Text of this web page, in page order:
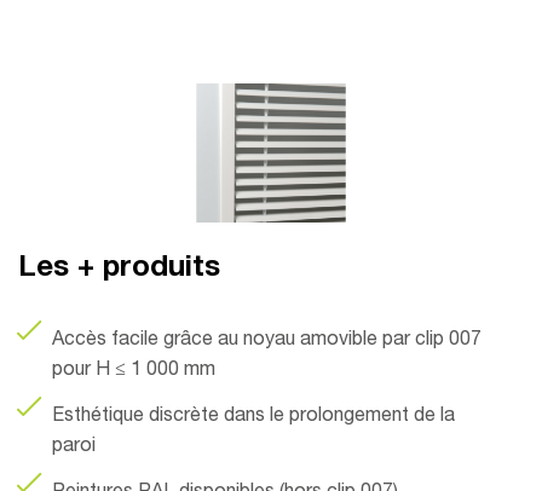
Les + produits
Accès facile grâce au noyau amovible par clip 007
pour H ≤ 1 000 mm
Esthétique discrète dans le prolongement de la
paroi